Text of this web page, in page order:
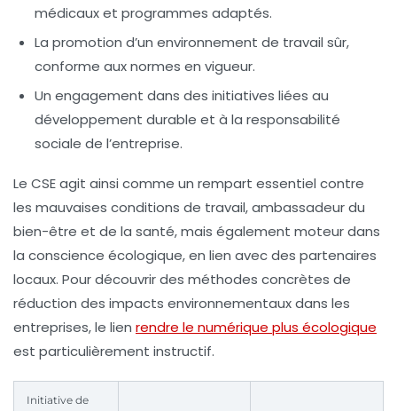
médicaux et programmes adaptés.
La promotion d’un environnement de travail sûr,
conforme aux normes en vigueur.
Un engagement dans des initiatives liées au
développement durable et à la responsabilité
sociale de l’entreprise.
Le CSE agit ainsi comme un rempart essentiel contre
les mauvaises conditions de travail, ambassadeur du
bien-être et de la santé, mais également moteur dans
la conscience écologique, en lien avec des partenaires
locaux. Pour découvrir des méthodes concrètes de
réduction des impacts environnementaux dans les
entreprises, le lien rendre le numérique plus écologique
est particulièrement instructif.
Initiative de